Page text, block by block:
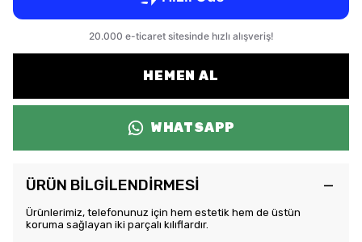
HEMEN AL
WHATSAPP
ÜRÜN BİLGİLENDİRMESİ
Ürünlerimiz, telefonunuz için hem estetik hem de üstün
koruma sağlayan iki parçalı kılıflardır.